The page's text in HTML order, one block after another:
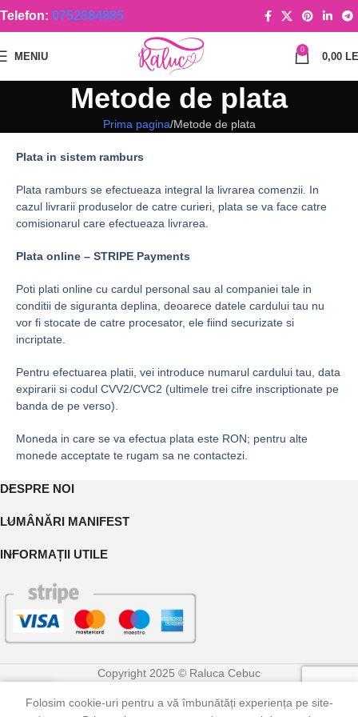
Telefon: 0752884885
MENIU
0
0,00
Metode de plata
Prima pagina Metode de plata
Plata in sistem ramburs
Plata ramburs se efectueaza integral la livrarea comenzii. In
cazul livrarii produselor de catre curieri, plata se va face catre
comisionarul care efectueaza livrarea.
Plata online – STRIPE Payments
Poti plati online cu cardul personal sau al companiei tale in
conditii de siguranta deplina, deoarece datele cardului tau nu
vor fi stocate de catre procesator, ele fiind securizate si
incriptate.
Pentru efectuarea platii, vei introduce numarul cardului tau, data
expirarii si codul CVV2/CVC2 (ultimele trei cifre inscriptionate pe
banda de pe verso).
Moneda in care se va efectua plata este RON; pentru alte
monede acceptate te rugam sa ne contactezi.
DESPRE NOI
LUMÂNĂRI MANIFEST
INFORMAȚII UTILE
Copyright 2025 © Raluca Cebuc
Folosim cookie-uri pentru a vă îmbunătăți experiența pe site-